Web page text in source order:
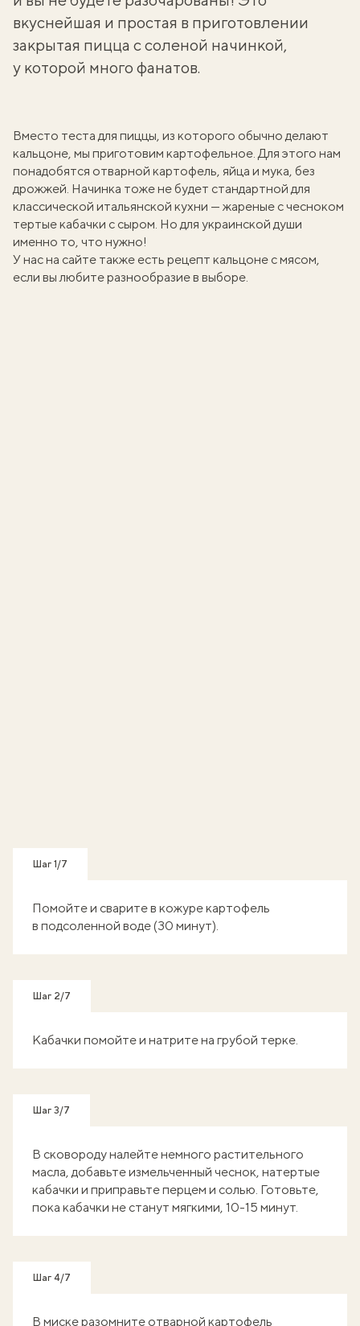
вкуснейшая и простая в приготовлении
закрытая пицца с соленой начинкой,
у которой много фанатов.
Вместо теста для пиццы, из которого обычно делают
кальцоне, мы приготовим картофельное. Для этого нам
понадобятся отварной картофель, яйца и мука, без
дрожжей. Начинка тоже не будет стандартной для
классической итальянской кухни — жареные с чесноком
тертые кабачки с сыром. Но для украинской души
именно то, что нужно!
У нас на сайте также есть рецепт кальцоне с мясом,
если вы любите разнообразие в выборе.
Шаг 1/7
Помойте и сварите в кожуре картофель
в подсоленной воде (30 минут).
Шаг 2/7
Кабачки помойте и натрите на грубой терке.
Шаг 3/7
В сковороду налейте немного растительного
масла, добавьте измельченный чеснок, натертые
кабачки и приправьте перцем и солью. Готовьте,
пока кабачки не станут мягкими, 10-15 минут.
Шаг 4/7
В миске разомните отварной картофель